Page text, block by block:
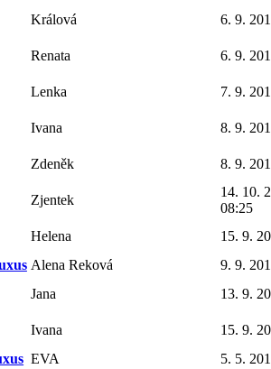
Králová
6. 9.
Renata
6. 9.
Lenka
7. 9.
Ivana
8. 9.
Zdeněk
8. 9.
Zjentek
14. 10.
08:25
Helena
15. 9.
Alena Reková
9. 9.
Jana
13. 9.
Ivana
15. 9.
EVA 5. 5.